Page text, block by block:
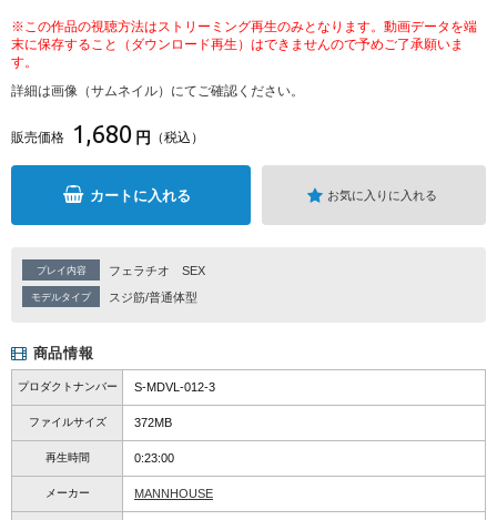
※この作品の視聴方法はストリーミング再生のみとなります。動画データを端
末に保存すること（ダウンロード再生）はできませんので予めご了承願いま
す。
詳細は画像（サムネイル）にてご確認ください。
販売価格 1,680 円 （税込）
カートに入れる お気に入りに入れる
プレイ内容 フェラチオ SEX
モデルタイプ スジ筋/普通体型
商品情報
プロダクトナンバー S-MDVL-012-3
ファイルサイズ 372MB
再生時間 0:23:00
メーカー MANNHOUSE